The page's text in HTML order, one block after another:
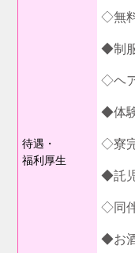
待遇・
福利厚生
◇無
◆制
◇ヘ
◆体
◇寮
◆託
◇同
◆お